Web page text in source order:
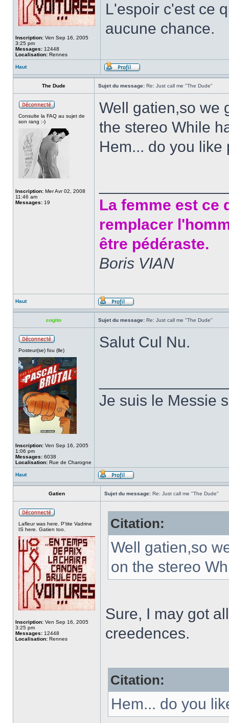
Inscription: Ven Sep 16, 2005
3:25 pm
Messages: 12448
Localisation: Rennes
L'espoir c'est ce
aucune chance.
Haut
The Dude Sujet du message: Re: Just call me "The Dude"
Consulte la FAQ au sujet de
son rang :-)
Inscription: Mer Avr 02, 2008
11:46 am
Messages: 19
Well gatien,so we
the stereo While
Hem... do you
La femme est ce
remplacer
être pédéraste.
Boris VIAN
Haut
cogito Sujet du message: Re: Just call me "The Dude"
Posteur(se) fou (lle)
Inscription: Ven Sep 16, 2005
1:06 pm
Messages: 6038
Localisation: Rue de Charogne
Salut Cul Nu.
Je suis le Messie
Haut
Gatien Sujet du message: Re: Just call me "The Dude"
Lafleur was here. P'tite Vadrine
IS here. Gatien too.
Inscription: Ven Sep 16, 2005
3:25 pm
Messages: 12448
Localisation: Rennes
Citation:
Well gatien,so
on the stereo
Sure, I may got
creedences.
Citation:
Hem... do you